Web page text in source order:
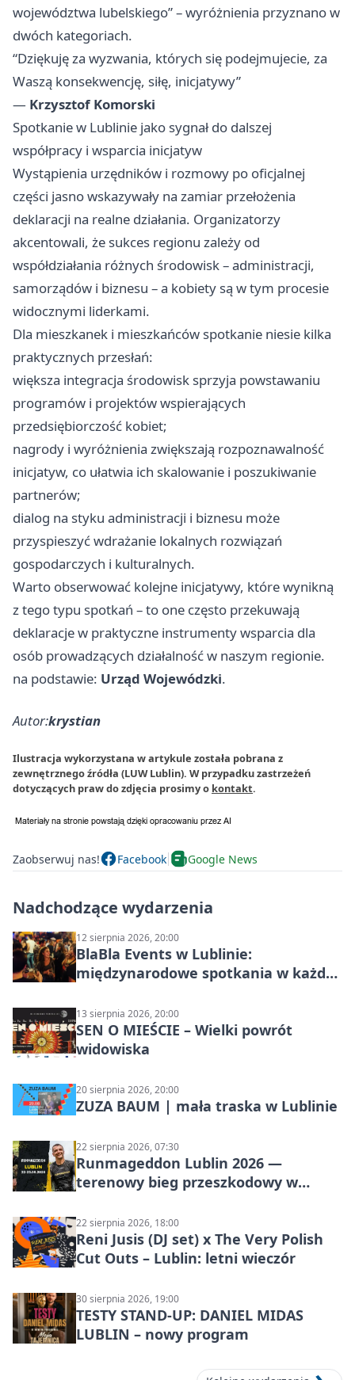
województwa lubelskiego” – wyróżnienia przyznano w
dwóch kategoriach.
“Dziękuję za wyzwania, których się podejmujecie, za
Waszą konsekwencję, siłę, inicjatywy”
— Krzysztof Komorski
Spotkanie w Lublinie jako sygnał do dalszej
współpracy i wsparcia inicjatyw
Wystąpienia urzędników i rozmowy po oficjalnej
części jasno wskazywały na zamiar przełożenia
deklaracji na realne działania. Organizatorzy
akcentowali, że sukces regionu zależy od
współdziałania różnych środowisk – administracji,
samorządów i biznesu – a kobiety są w tym procesie
widocznymi liderkami.
Dla mieszkanek i mieszkańców spotkanie niesie kilka
praktycznych przesłań:
większa integracja środowisk sprzyja powstawaniu
programów i projektów wspierających
przedsiębiorczość kobiet;
nagrody i wyróżnienia zwiększają rozpoznawalność
inicjatyw, co ułatwia ich skalowanie i poszukiwanie
partnerów;
dialog na styku administracji i biznesu może
przyspieszyć wdrażanie lokalnych rozwiązań
gospodarczych i kulturalnych.
Warto obserwować kolejne inicjatywy, które wynikną
z tego typu spotkań – to one często przekuwają
deklaracje w praktyczne instrumenty wsparcia dla
osób prowadzących działalność w naszym regionie.
na podstawie: Urząd Wojewódzki.
Autor:krystian
Ilustracja wykorzystana w artykule została pobrana z
zewnętrznego źródła (LUW Lublin). W przypadku zastrzeżeń
dotyczących praw do zdjęcia prosimy o kontakt.
Zaobserwuj nas! Facebook Google News
Nadchodzące wydarzenia
12 sierpnia 2026, 20:00
BlaBla Events w Lublinie:
międzynarodowe spotkania w każdą
13 sierpnia 2026, 20:00
SEN O MIEŚCIE – Wielki powrót
widowiska
20 sierpnia 2026, 20:00
ZUZA BAUM | mała traska w Lublinie
22 sierpnia 2026, 07:30
Runmageddon Lublin 2026 —
terenowy bieg przeszkodowy w
22 sierpnia 2026, 18:00
Reni Jusis (DJ set) x The Very Polish
Cut Outs – Lublin: letni wieczór
30 sierpnia 2026, 19:00
TESTY STAND-UP: DANIEL MIDAS
LUBLIN – nowy program